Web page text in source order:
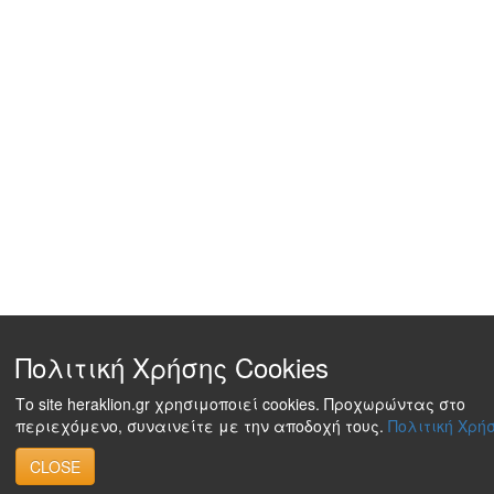
Πολιτική Χρήσης Cookies
Το site heraklion.gr χρησιμοποιεί cookies. Προχωρώντας στο
περιεχόμενο, συναινείτε με την αποδοχή τους. Πολιτική
CLOSE